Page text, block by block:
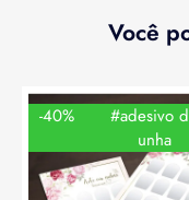
Você
-40%
#adesivo
unha